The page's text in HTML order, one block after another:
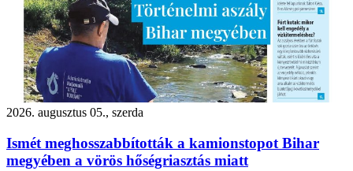
2026. augusztus 05., szerda
Ismét meghosszabbították a kamionstopot Bihar
megyében a vörös hőségriasztás miatt